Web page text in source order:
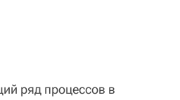
ряд процессов в